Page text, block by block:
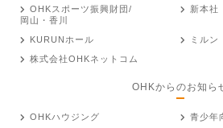
OHKスポーツ振興財団/
岡山・香川
新本社
KURUNホール
ミルン
株式会社OHKネットコム
OHKからのお知ら
OHKハウジング 青少年